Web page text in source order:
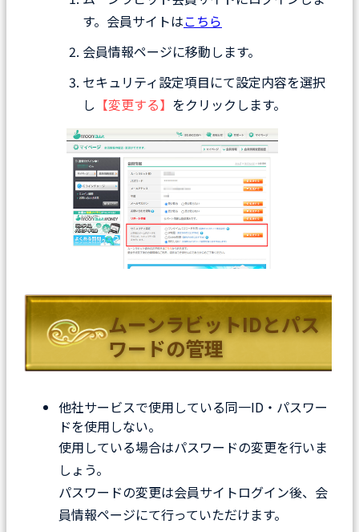
す。会員サイトはこちら
会員情報ページに移動します。
セキュリティ設定項目にて設定内容を選択
し 【変更する】 をクリックします。
ムーンラビットIDとパス
ワードの管理
他社サービスで使用している同一ID・パスワー
ドを使用しない。
使用している場合はパスワードの変更を行いま
しょう。
パスワードの変更は会員サイトログイン後、会
員情報ページにて行っていただけます。